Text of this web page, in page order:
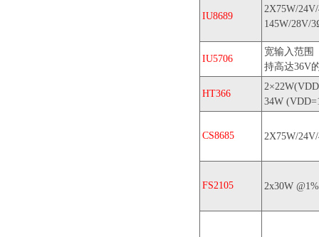
IU8689
2X75W/
145W/28V/
IU5706
宽输入范围
持高达36V
HT366
34W
CS8685 2X75W/
FS2105 2x30W